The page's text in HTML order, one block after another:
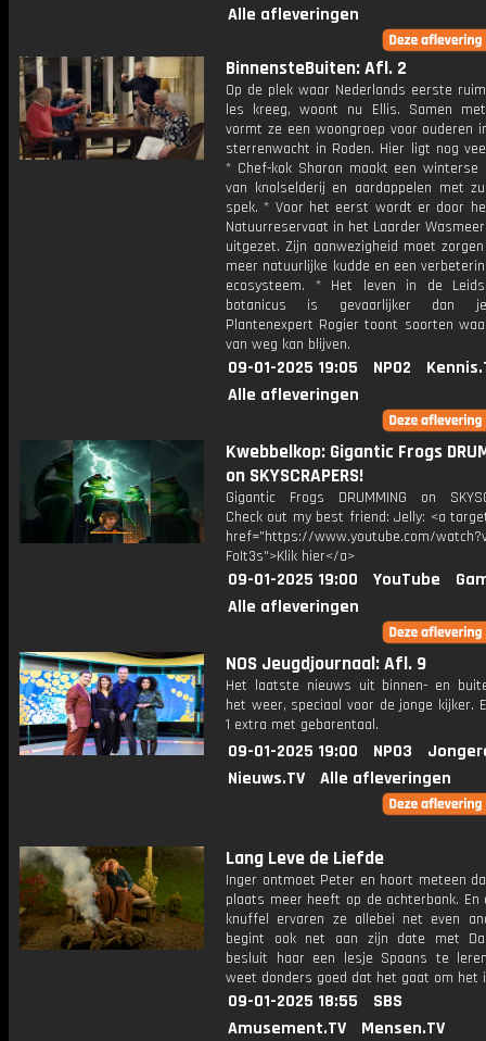
Alle afleveringen
BinnensteBuiten: Afl. 2
Op de plek waar Nederlands eerste
les kreeg, woont nu Ellis. Samen
vormt ze een woongroep voor ouderen
sterrenwacht in Roden. Hier ligt nog
* Chef-kok Sharon maakt een winterse
van knolselderij en aardappelen met
spek. * Voor het eerst wordt er door
Natuurreservaat in het Laarder
uitgezet. Zijn aanwezigheid moet
meer natuurlijke kudde en een
ecosysteem. * Het leven in de
botanicus is gevaarlijker dan
Plantenexpert Rogier toont soorten
van weg kan blijven.
09-01-2025 19:05 NPO2
Alle afleveringen
Kwebbelkop: Gigantic Frogs
on SKYSCRAPERS!
Gigantic Frogs DRUMMING on
Check out my best friend: Jelly: <a
href="https://www.youtube.com/
FoIt3s">Klik hier</a>
09-01-2025 19:00 YouTube
Alle afleveringen
NOS Jeugdjournaal: Afl. 9
Het laatste nieuws uit binnen- en
het weer, speciaal voor de jonge kijker.
1 extra met gebarentaal.
09-01-2025 19:00 NPO3
Nieuws.TV
Alle afleveringen
Lang Leve de Liefde
Inger ontmoet Peter en hoort meteen
plaats meer heeft op de achterbank. En
knuffel ervaren ze allebei net even
begint ook net aan zijn date met
besluit haar een lesje Spaans te
weet donders goed dat het gaat om het
09-01-2025 18:55
SBS
Amusement.TV
Mensen.TV